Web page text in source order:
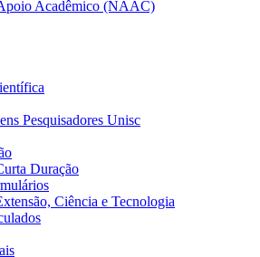
Acadêmico (NAAC)
Pesquisadores Unisc
Duração
Ciência e Tecnologia